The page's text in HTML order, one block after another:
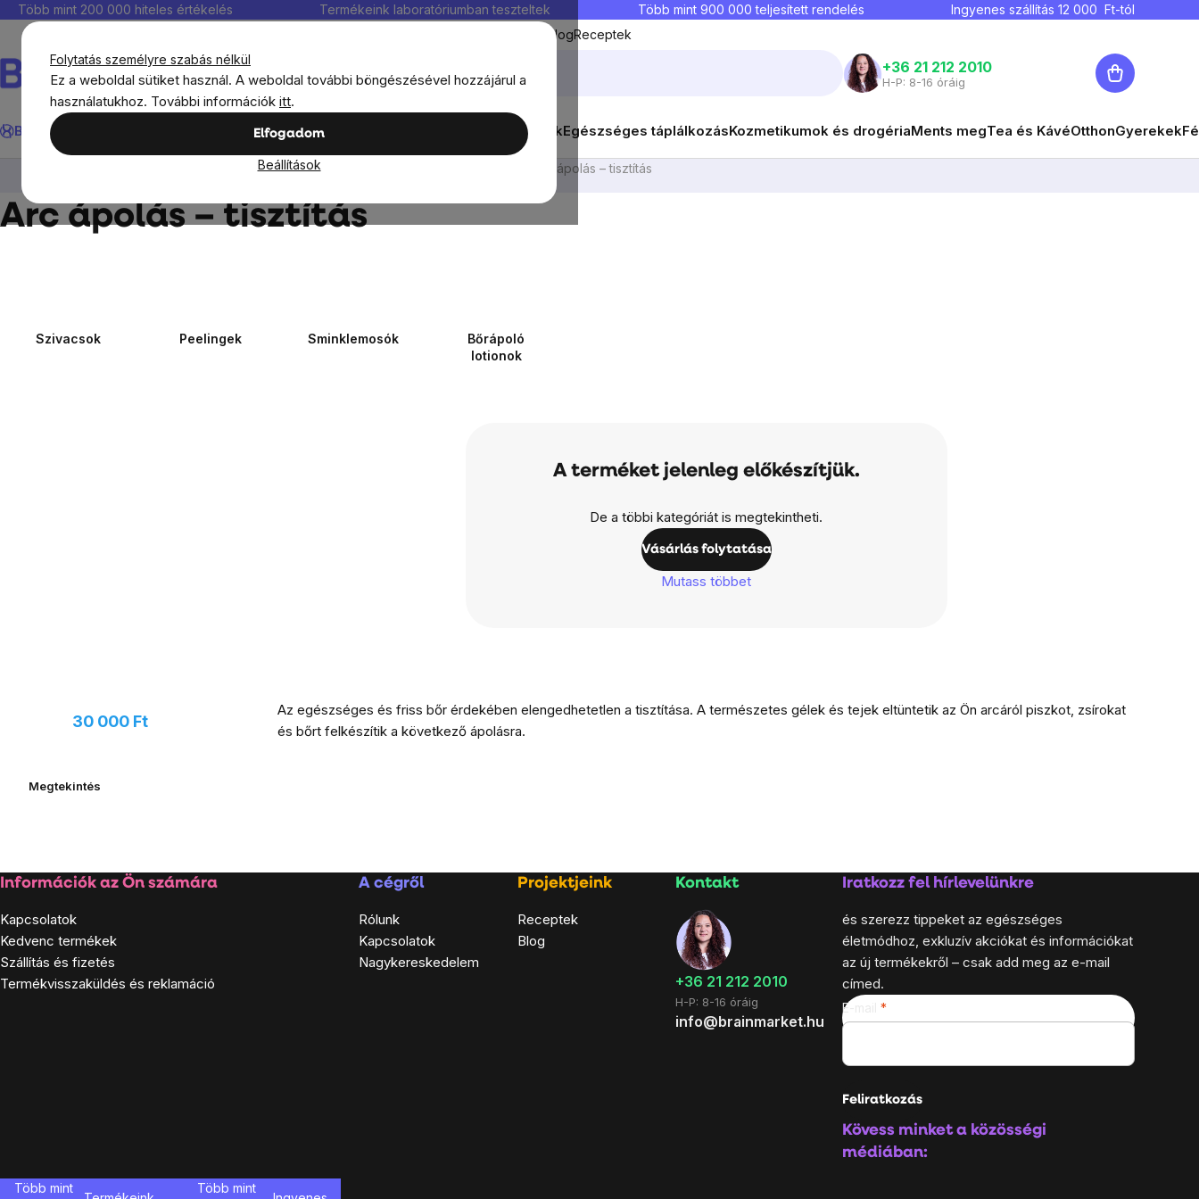
Folytatás személyre szabás nélkül
Ez a weboldal sütiket használ. A weboldal további böngészésével hozzájárul a
használatukhoz. További információk itt.
Elfogadom
Beállítások
Ugrás
tartalomhoz
Több mint 200 000 hiteles értékelés Termékeink laboratóriumban teszteltek Több mint 900 000 teljesített rendelés Ingyenes szállítás 12 000 Ft-tól
BlogReceptek
Keresés
+36 21 212 2010
H-P: 8-16 óráig
Kosár
BrainMax® KedvezményekÉtrendkiegészítők ÉlelmiszerekEgészséges táplálkozásKozmetikumok és drogériaMents megTea és KávéOtthonGyerekek
Gondoskodó kozmetikumok Arc ápolás – tisztítás
Arc ápolás – tisztítás
Szivacsok Peelingek Sminklemosók
Bőrápoló
lotionok
30 000 Ft
Megtekintés
A terméket jelenleg előkészítjük.
De a többi kategóriát is megtekintheti.
Vásárlás folytatása
Mutass többet
Az egészséges és friss bőr érdekében elengedhetetlen a tisztítása. A természetes gélek és tejek eltüntetik az Ön arcáról piszkot, zsírokat
és bőrt felkészítik a következő ápolásra.
Lábléc
Információk az Ön számára
Kapcsolatok
Kedvenc termékek
Szállítás és fizetés
Termékvisszaküldés és reklamáció
A cégről
Rólunk
Kapcsolatok
Nagykereskedelem
Projektjeink
Receptek
Blog
Kontakt
+36 21 212 2010
H-P: 8-16 óráig
info@brainmarket.hu
Iratkozz fel hírlevelünkre
és szerezz tippeket az egészséges
életmódhoz, exkluzív akciókat és információkat
az új termékekről – csak add meg az e-mail
címed.
E-mail
Feliratkozás
Kövess minket a közösségi
médiában:
Több mint Több mint